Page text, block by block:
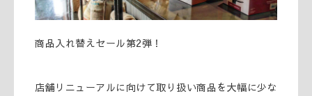
商品入れ替えセール第2弾！
店舗リニューアルに向けて取り扱い商品を大幅に少な